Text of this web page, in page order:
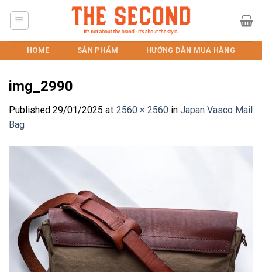
HOME SẢN PHẨM HƯỚNG DẪN MUA HÀNG
img_2990
Published 29/01/2025 at 2560 × 2560 in Japan Vasco Mail
Bag